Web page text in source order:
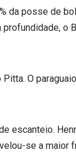
posse de
O
escanteio.
se a maior